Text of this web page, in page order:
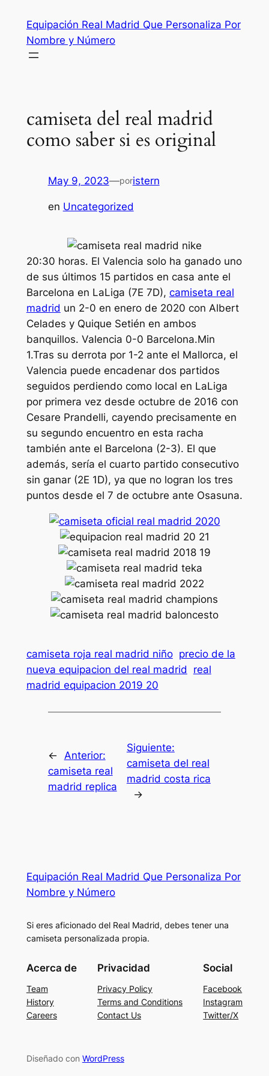
contenido
Equipación Real Madrid Que Personaliza Por
Nombre y Número
camiseta del real madrid
como saber si es original
May 9, 2023—poristern
en Uncategorized
20:30 horas. El Valencia solo ha ganado uno
de sus últimos 15 partidos en casa ante el
Barcelona en LaLiga (7E 7D), camiseta real
madrid un 2-0 en enero de 2020 con Albert
Celades y Quique Setién en ambos
banquillos. Valencia 0-0 Barcelona.Min
1.Tras su derrota por 1-2 ante el Mallorca, el
Valencia puede encadenar dos partidos
seguidos perdiendo como local en LaLiga
por primera vez desde octubre de 2016 con
Cesare Prandelli, cayendo precisamente en
su segundo encuentro en esta racha
también ante el Barcelona (2-3). El que
además, sería el cuarto partido consecutivo
sin ganar (2E 1D), ya que no logran los tres
puntos desde el 7 de octubre ante Osasuna.
camiseta roja real madrid niño precio de la
nueva equipacion del real madrid
real
madrid equipacion 2019 20
←
Anterior:
camiseta real
madrid replica
Siguiente:
camiseta del real
madrid costa rica
→
Equipación Real Madrid Que Personaliza Por
Nombre y Número
Si eres aficionado del Real Madrid, debes tener una
camiseta personalizada propia.
Acerca de
Team
History
Careers
Privacidad
Privacy Policy
Terms and Conditions
Contact Us
Social
Facebook
Instagram
Twitter/X
Diseñado con WordPress